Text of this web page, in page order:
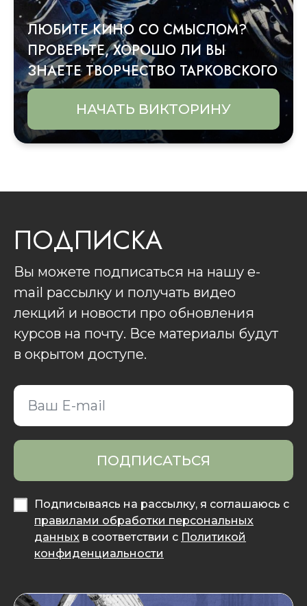
ЛЮБИТЕ КИНО СО СМЫСЛОМ?
ПРОВЕРЬТЕ, ХОРОШО ЛИ ВЫ
ЗНАЕТЕ ТВОРЧЕСТВО ТАРКОВСКОГО
НАЧАТЬ ВИКТОРИНУ
ПОДПИСКА
Вы можете подписаться на нашу e-
mail рассылку и получать видео
лекций и новости про обновления
курсов на почту. Все материалы будут
в окрытом доступе.
Подписываясь на рассылку, я соглашаюсь с
правилами обработки персональных
данных в соответствии с Политикой
конфиденциальности